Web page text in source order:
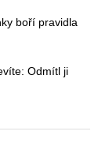
boří pravidla
Odmítl ji